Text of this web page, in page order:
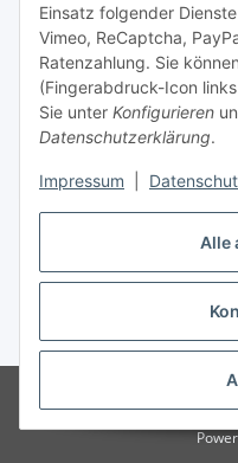
Alle
Einsatz folgender
Vimeo, ReCaptcha,
Ratenzahlung. Sie
(Fingerabdruck-Icon
Sie unter Konfigurieren
Datenschutzerklärung.
Impressum
Unsere Seiten
Social Media
* Alle Preise inkl. gesetzlicher
Versand
für